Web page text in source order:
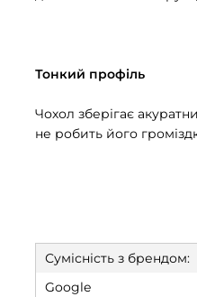
Тонкий профіль
Чохол зберігає
не робить його
Сумісність з брендом:
Google